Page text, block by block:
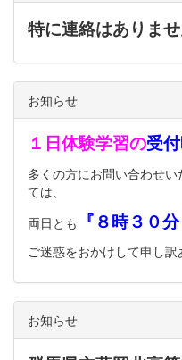
特に連絡はありませ
お知らせ
１日体験学習の受
多くの方にお問い合わせ
ては、
両日とも
『８時３０
ご迷惑をおかけして申し訳
お知らせ